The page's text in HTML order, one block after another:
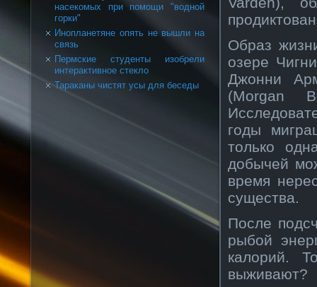
насекомых при помощи "водной
горки"
Инопланетяне опять не вышли на
связь
Пермские студенты изобрели
интерактивное стекло
Тараканы чистят усы для беседы
Образ
озере
Джонни
(Morgan
годы
только
добычей
время
существа.
После
рыбой
калорий.
выживают?